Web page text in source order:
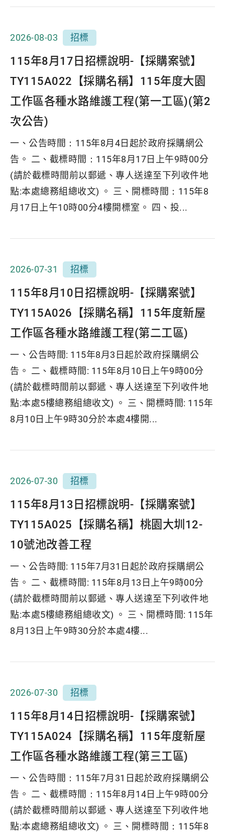
2026-08-03 招標
115年8月17日招標說明-【採購案號】
TY115A022【採購名稱】115年度大園
工作區各種水路維護工程(第一工區)(第2
次公告)
一、公告時間：115年8月4日起於政府採購網公
告。 二、截標時間：115年8月17日上午9時00分
(請於截標時間前以郵遞、專人送達至下列收件地
點:本處總務組總收文) 。 三、開標時間：115年8
月17日上午10時00分4樓開標室。 四、投...
2026-07-31 招標
115年8月10日招標說明-【採購案號】
TY115A026【採購名稱】115年度新屋
工作區各種水路維護工程(第二工區)
一、公告時間: 115年8月3日起於政府採購網公
告。 二、截標時間: 115年8月10日上午9時00分
(請於截標時間前以郵遞、專人送達至下列收件地
點:本處5樓總務組總收文) 。 三、開標時間: 115年
8月10日上午9時30分於本處4樓開...
2026-07-30 招標
115年8月13日招標說明-【採購案號】
TY115A025【採購名稱】桃園大圳12-
10號池改善工程
一、公告時間: 115年7月31日起於政府採購網公
告。 二、截標時間: 115年8月13日上午9時00分
(請於截標時間前以郵遞、專人送達至下列收件地
點:本處5樓總務組總收文) 。 三、開標時間: 115年
8月13日上午9時30分於本處4樓...
2026-07-30 招標
115年8月14日招標說明-【採購案號】
TY115A024【採購名稱】115年度新屋
工作區各種水路維護工程(第三工區)
一、公告時間：115年7月31日起於政府採購網公
告。 二、截標時間：115年8月14日上午9時00分
(請於截標時間前以郵遞、專人送達至下列收件地
點:本處總務組總收文) 。 三、開標時間：115年8